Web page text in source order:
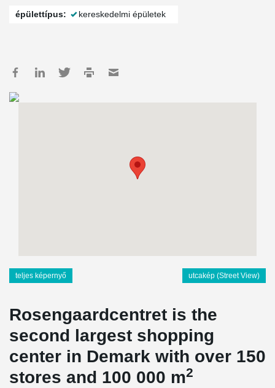
épülettípus: kereskedelmi épületek
teljes képernyő utcakép (Street View)
Rosengaardcentret is the
second largest shopping
center in Demark with over 150
stores and 100 000 m2